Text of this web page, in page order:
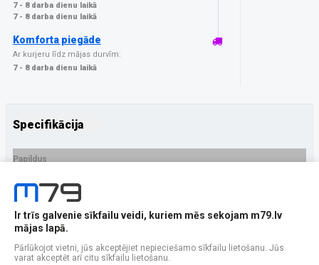
7 - 8 darba dienu laikā
7 - 8 darba dienu laikā
Komforta piegāde
Ar kurjeru līdz mājas durvīm:
7 - 8 darba dienu laikā
Specifikācija
Papildus
Ražotājs
PRECES APRAKSTS
EAN - 5903108496179
Ir trīs galvenie sīkfailu veidi, kuriem mēs sekojam m79.lv
mājas lapā.
Pārlūkojot vietni, jūs akceptējiet nepieciešamo sīkfailu lietošanu. Jūs
varat akceptēt arī citu sīkfailu lietošanu.